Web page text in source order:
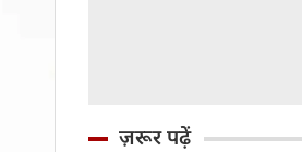
ज़रूर पढ़ें